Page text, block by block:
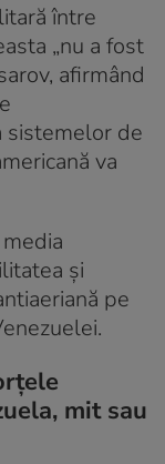
între
„nu a fost
afirmând
sistemelor de
va
și
pe
mit sau